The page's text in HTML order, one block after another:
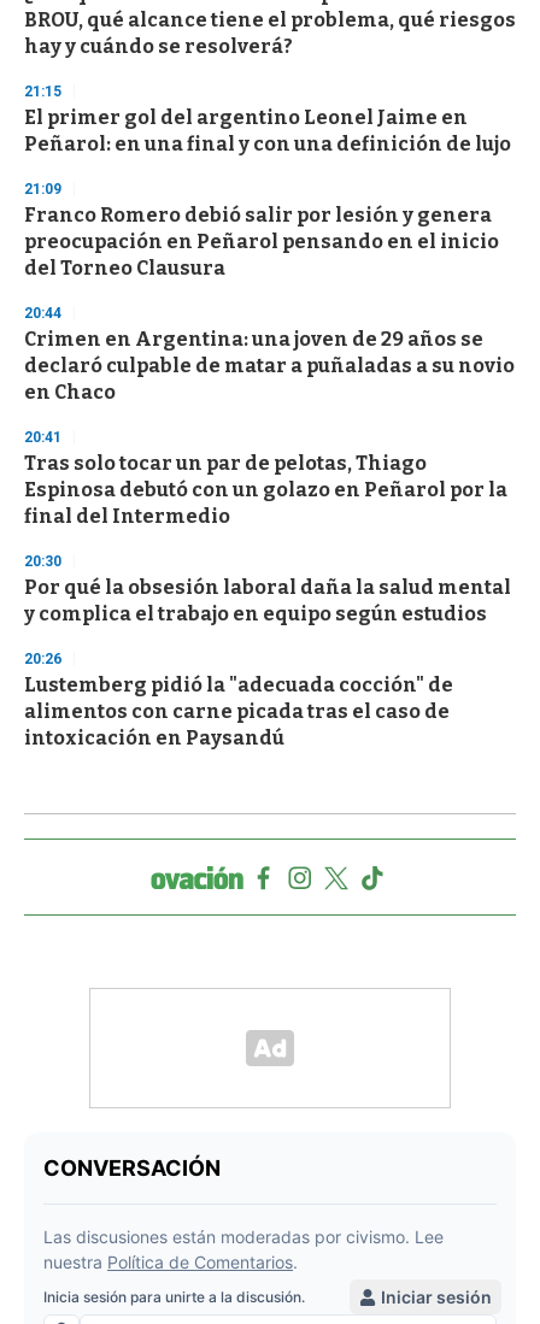
o
n
BROU, qué alcance tiene el problema, qué riesgos
hay y cuándo se resolverá?
21:15
El primer gol del argentino Leonel Jaime en
Peñarol: en una final y con una definición de lujo
21:09
Franco Romero debió salir por lesión y genera
preocupación en Peñarol pensando en el inicio
del Torneo Clausura
20:44
Crimen en Argentina: una joven de 29 años se
declaró culpable de matar a puñaladas a su novio
en Chaco
20:41
Tras solo tocar un par de pelotas, Thiago
Espinosa debutó con un golazo en Peñarol por la
final del Intermedio
20:30
Por qué la obsesión laboral daña la salud mental
y complica el trabajo en equipo según estudios
20:26
Lustemberg pidió la "adecuada cocción" de
alimentos con carne picada tras el caso de
intoxicación en Paysandú